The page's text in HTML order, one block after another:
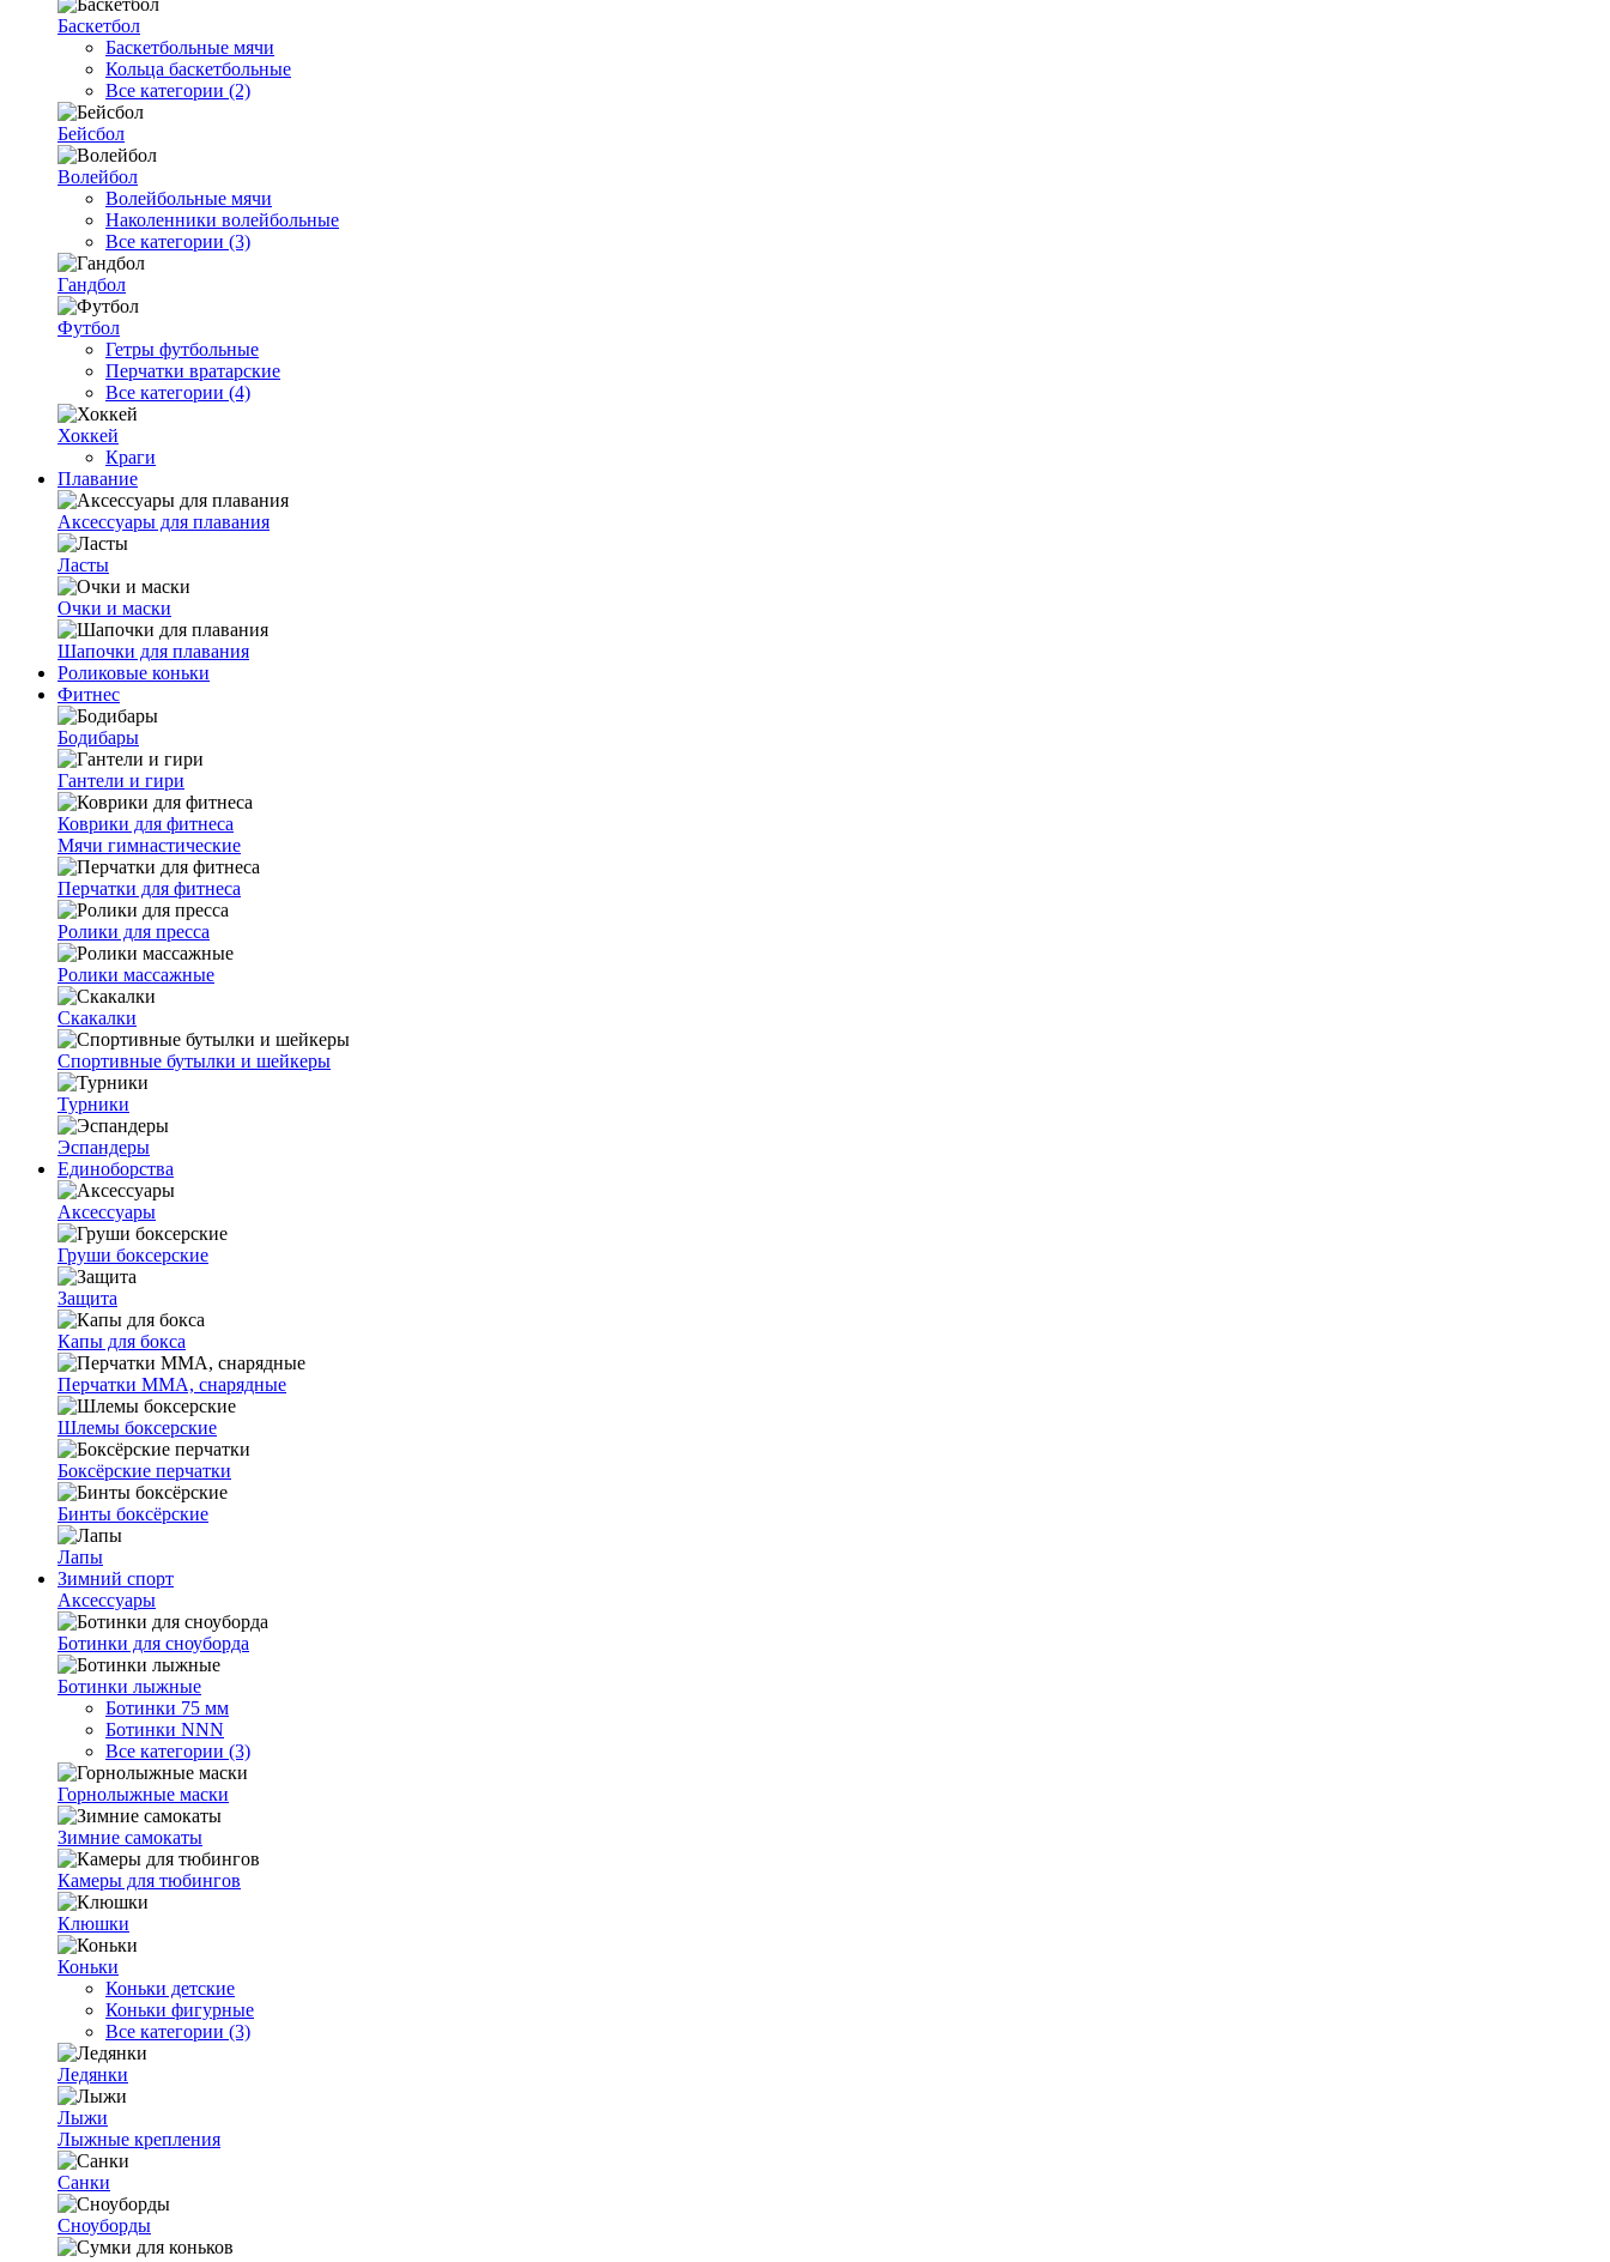
Баскетбол
Баскетбольные мячи
Кольца баскетбольные
Все категории (2)
Бейсбол
Волейбол
Волейбольные мячи
Наколенники волейбольные
Все категории (3)
Гандбол
Футбол
Гетры футбольные
Перчатки вратарские
Все категории (4)
Хоккей
Краги
Плавание
Аксессуары для плавания
Ласты
Очки и маски
Шапочки для плавания
Роликовые коньки
Фитнес
Бодибары
Гантели и гири
Коврики для фитнеса
Мячи гимнастические
Перчатки для фитнеса
Ролики для пресса
Ролики массажные
Скакалки
Спортивные бутылки и шейкеры
Турники
Эспандеры
Единоборства
Аксессуары
Груши боксерские
Защита
Капы для бокса
Перчатки ММА, снарядные
Шлемы боксерские
Боксёрские перчатки
Бинты боксёрские
Лапы
Зимний спорт
Аксессуары
Ботинки для сноуборда
Ботинки лыжные
Ботинки 75 мм
Ботинки NNN
Все категории (3)
Горнолыжные маски
Зимние самокаты
Камеры для тюбингов
Клюшки
Коньки
Коньки детские
Коньки фигурные
Все категории (3)
Ледянки
Лыжи
Лыжные крепления
Санки
Сноуборды